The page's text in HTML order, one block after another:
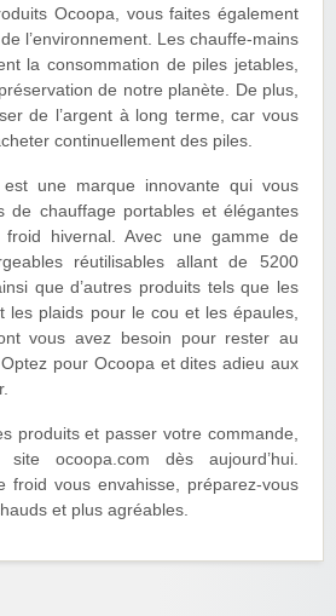
Ocoopa, vous faites également
l’environnement. Les chauffe-mains
la consommation de piles jetables,
de notre planète. De plus,
de l’argent à long terme, car vous
continuellement des piles.
une marque innovante qui vous
de chauffage portables et élégantes
hivernal. Avec une gamme de
réutilisables allant de 5200
que d’autres produits tels que les
les plaids pour le cou et les épaules,
vous avez besoin pour rester au
pour Ocoopa et dites adieu aux
produits et passer votre commande,
ocoopa.com dès aujourd’hui.
froid vous envahisse, préparez-vous
et plus agréables.